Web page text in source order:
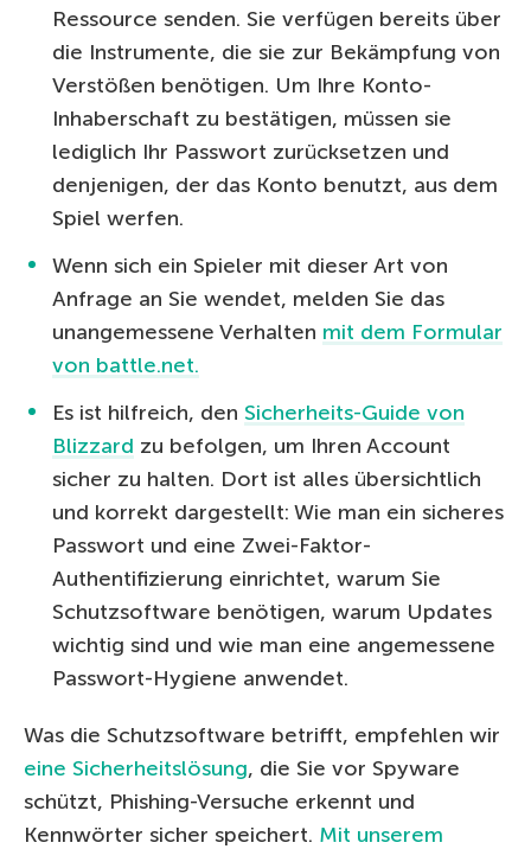
Ressource senden. Sie verfügen bereits über
die Instrumente, die sie zur Bekämpfung von
Verstößen benötigen. Um Ihre Konto-
Inhaberschaft zu bestätigen, müssen sie
lediglich Ihr Passwort zurücksetzen und
denjenigen, der das Konto benutzt, aus dem
Spiel werfen.
Wenn sich ein Spieler mit dieser Art von
Anfrage an Sie wendet, melden Sie das
unangemessene Verhalten mit dem Formular
von battle.net.
Es ist hilfreich, den Sicherheits-Guide von
Blizzard zu befolgen, um Ihren Account
sicher zu halten. Dort ist alles übersichtlich
und korrekt dargestellt: Wie man ein sicheres
Passwort und eine Zwei-Faktor-
Authentifizierung einrichtet, warum Sie
Schutzsoftware benötigen, warum Updates
wichtig sind und wie man eine angemessene
Passwort-Hygiene anwendet.
Was die Schutzsoftware betrifft, empfehlen wir
eine Sicherheitslösung, die Sie vor Spyware
schützt, Phishing-Versuche erkennt und
Kennwörter sicher speichert. Mit unserem